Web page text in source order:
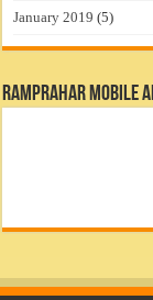
January 2019 (5)
RamPrahar Mobile